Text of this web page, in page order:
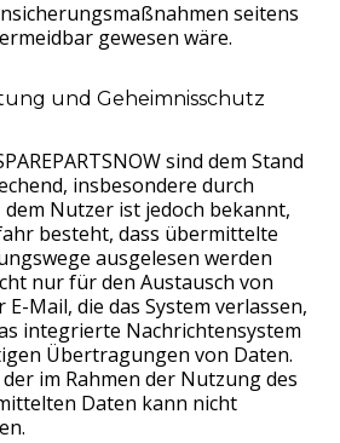
seitens
gewesen wäre.
und Geheimnisschutz
sind dem Stand
insbesondere durch
dem Nutzer ist jedoch bekannt,
besteht, dass übermittelte
ausgelesen werden
nur für den Austausch von
Mail, die das System verlassen,
integrierte Nachrichtensystem
Übertragungen von Daten.
im Rahmen der Nutzung des
Daten kann nicht